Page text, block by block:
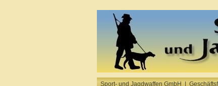
Sport- und Jagdwaffen GmbH |